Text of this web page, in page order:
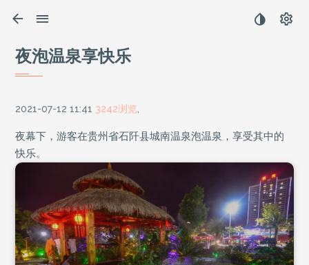
夜泡温泉享快乐
2021-07-12 11:41 3242浏览
夜幕下，游客在贵州省石阡县城南温泉泡温泉，享受其中的
快乐。